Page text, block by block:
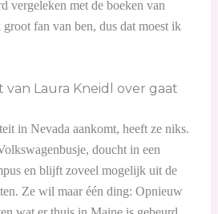
vergeleken met de boeken van
fan van ben, dus dat moest ik
van Laura Kneidl over gaat
in Nevada aankomt, heeft ze niks.
doucht in een
en blijft zoveel mogelijk uit de
Ze wil maar één ding: Opnieuw